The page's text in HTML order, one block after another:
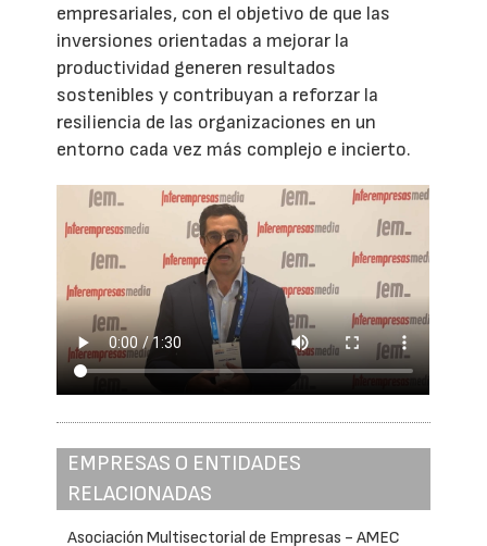
empresariales, con el objetivo de que las
inversiones orientadas a mejorar la
productividad generen resultados
sostenibles y contribuyan a reforzar la
resiliencia de las organizaciones en un
entorno cada vez más complejo e incierto.
EMPRESAS O ENTIDADES
RELACIONADAS
Asociación Multisectorial de Empresas - AMEC